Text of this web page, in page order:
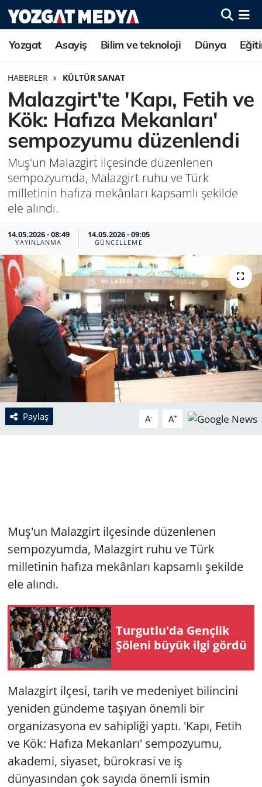
Yozgat Asayiş Bilim ve teknoloji Dünya
HABERLER KÜLTÜR SANAT
Malazgirt'te 'Kapı, Fetih ve
Kök: Hafıza Mekanları'
sempozyumu düzenlendi
Muş'un Malazgirt ilçesinde düzenlenen
sempozyumda, Malazgirt ruhu ve Türk
milletinin hafıza mekânları kapsamlı şekilde
ele alındı.
14.05.2026 - 08:49
YAYINLANMA
14.05.2026 - 09:05
GÜNCELLEME
Paylaş A- A+
Muş'un Malazgirt ilçesinde düzenlenen
sempozyumda, Malazgirt ruhu ve Türk
milletinin hafıza mekânları kapsamlı şekilde
ele alındı.
Turgutlu'da Gençlik
Şöleni büyük ilgi gördü
Malazgirt ilçesi, tarih ve medeniyet bilincini
yeniden gündeme taşıyan önemli bir
organizasyona ev sahipliği yaptı. 'Kapı, Fetih
ve Kök: Hafıza Mekanları' sempozyumu,
akademi, siyaset, bürokrasi ve iş
dünyasından çok sayıda önemli ismin